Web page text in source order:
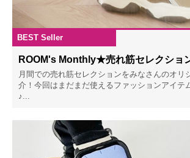
BEST Seller
ROOM's Monthly★売れ筋セレクショ
月間での売れ筋セレクションをみなさんのオリ
介！今回はまだまだ使えるファッションアイテ
♪...